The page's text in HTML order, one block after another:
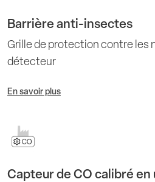
Barrière anti-insectes
Grille de protection contre les
détecteur
En savoir plus
Capteur de CO calibré en